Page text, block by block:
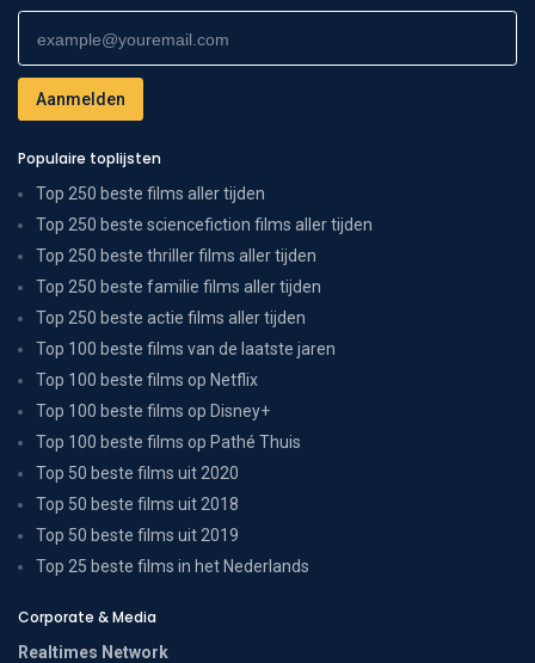
Populaire toplijsten
Top 250 beste films aller tijden
Top 250 beste sciencefiction films aller tijden
Top 250 beste thriller films aller tijden
Top 250 beste familie films aller tijden
Top 250 beste actie films aller tijden
Top 100 beste films van de laatste jaren
Top 100 beste films op Netflix
Top 100 beste films op Disney+
Top 100 beste films op Pathé Thuis
Top 50 beste films uit 2020
Top 50 beste films uit 2018
Top 50 beste films uit 2019
Top 25 beste films in het Nederlands
Corporate & Media
Realtimes Network